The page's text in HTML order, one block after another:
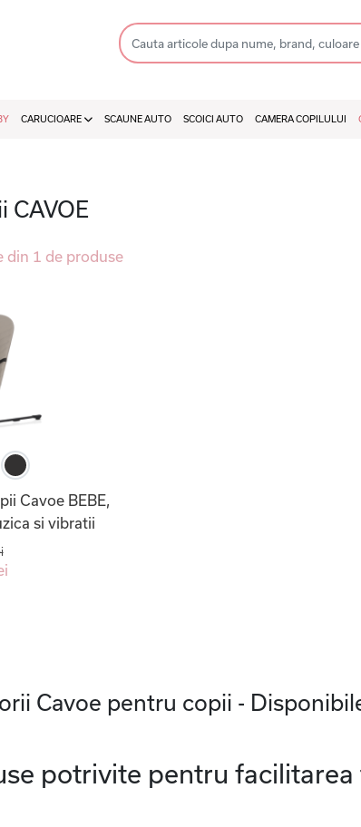
CARUCIOARE SCAUNE AUTO SCOICI AUTO CAMERA COPILULUI
CAVOE
din 1 de produse
Cavoe BEBE,
si vibratii
Cavoe pentru copii -
potrivite pentru